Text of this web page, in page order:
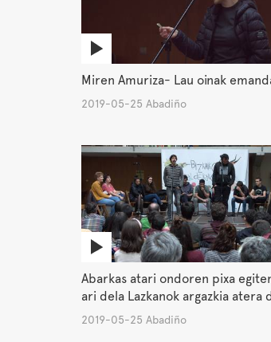
Miren Amuriza- Lau oinak
2019-05-25 Abadiño
Abarkas atari ondoren pixa
ari dela Lazkanok argazkia atera
2019-05-25 Abadiño